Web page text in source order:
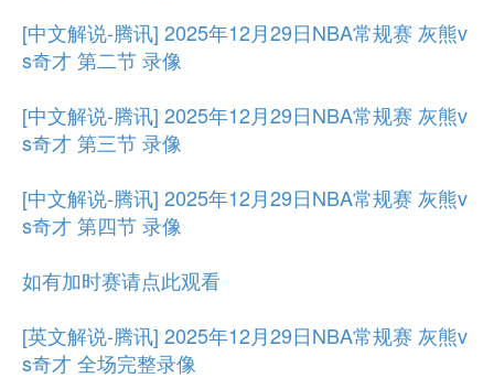
[中文解说-腾讯] 2025年12月29日NBA常规赛 灰熊v
s奇才 第二节 录像
[中文解说-腾讯] 2025年12月29日NBA常规赛 灰熊v
s奇才 第三节 录像
[中文解说-腾讯] 2025年12月29日NBA常规赛 灰熊v
s奇才 第四节 录像
如有加时赛请点此观看
[英文解说-腾讯] 2025年12月29日NBA常规赛 灰熊v
s奇才 全场完整录像